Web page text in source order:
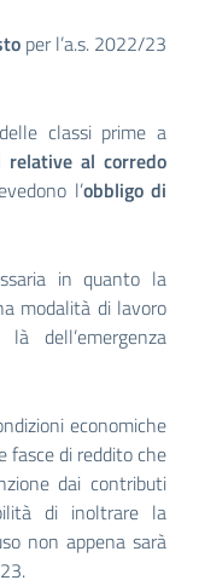
per l’a.s. 2022/23
classi prime a
relative al corredo
l’obbligo di
in quanto la
modalità di lavoro
dell’emergenza
economiche
di reddito che
dai contributi
di inoltrare la
non appena sarà